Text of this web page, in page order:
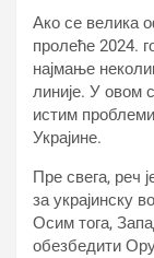
Ако се велика
пролеће 2024.
најмање
линије. У овом
истим
Украјине.
Пре свега, реч
за украјинску
Осим тога,
обезбедити